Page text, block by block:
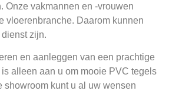
Onze vakmannen en -vrouwen
vloerenbranche. Daarom kunnen
zijn.
en aanleggen van een prachtige
alleen aan u om mooie PVC tegels
showroom kunt u al uw wensen